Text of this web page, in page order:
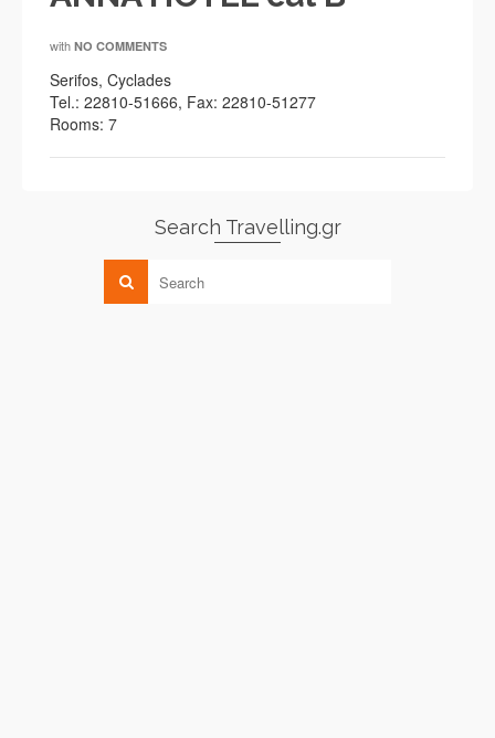
with NO COMMENTS
Serifos, Cyclades
Tel.: 22810-51666, Fax: 22810-51277
Rooms: 7
Search Travelling.gr